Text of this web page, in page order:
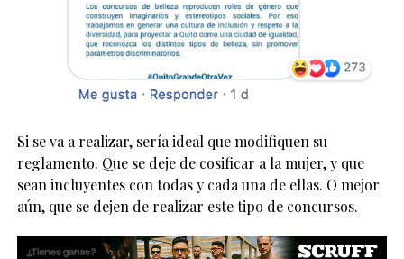
Si se va a realizar, sería ideal que modifiquen su
reglamento. Que se deje de cosificar a la mujer, y que
sean incluyentes con todas y cada una de ellas. O mejor
aún, que se dejen de realizar este tipo de concursos.